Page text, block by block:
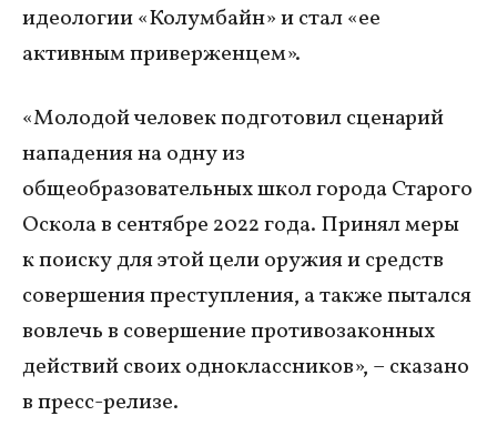
идеологии «Колумбайн» и стал «ее
активным приверженцем».
«Молодой человек подготовил сценарий
нападения на одну из
общеобразовательных школ города Старого
Оскола в сентябре 2022 года. Принял меры
к поиску для этой цели оружия и средств
совершения преступления, а также пытался
вовлечь в совершение противозаконных
действий своих одноклассников», – сказано
в пресс-релизе.